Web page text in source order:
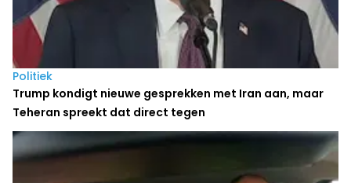
Politiek
Trump kondigt nieuwe gesprekken met Iran aan, maar
Teheran spreekt dat direct tegen